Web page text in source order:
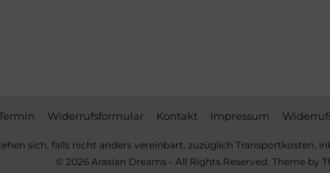
Widerrufsformular Kontakt Impressum
sich, falls nicht anders vereinbart, zuzüglich Transportkosten,
© 2026 Arasian Dreams - All Rights Reserved. Theme by